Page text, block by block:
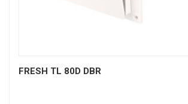
FRESH TL 80D DBR